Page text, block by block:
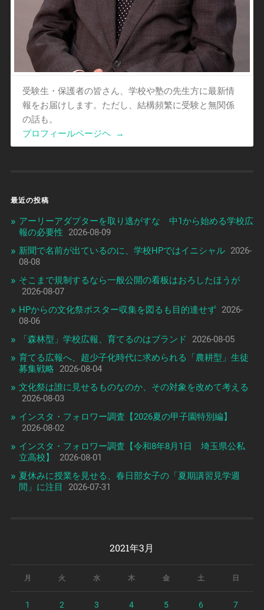
受験生・保護者の皆さん、学校や塾の先生方に最新情
報をお届けします。ただし、結構頻繁に受験と無関係
の話も。
プロフィールページヘ
→
最近の投稿
アーリーアダプターを取り逃がすな 中1から始める学校広
報の必要性
2026-08-09
新聞で名前が出ているのに、学校HPではイニシャル 2026-
08-08
そこまで規制するなら一般公開の看板はおろしたほうが
2026-08-07
HPからの文化祭ポスター収集を図るも目的達せず 2026-
08-06
「森林型」学校広報、育てるのはブランド
2026-08-05
育てる広報へ、超少子化時代に求められる「農耕型」生徒
募集戦略
2026-08-04
文化祭は誰に見せるものなのか、その対象を改めて考える
2026-08-03
インスタ・フォロワー調査【2026夏の甲子園特別編】
2026-08-02
インスタ・フォロワー調査【令和8年8月1日 埼玉県公私
立高校】
2026-08-01
夏休みに授業を見せる、春日部女子の「夏期講習見学週
間」に注目
2026-07-31
2021年3月
月 火 水 木 金 土 日
1 2 3 4 5 6 7